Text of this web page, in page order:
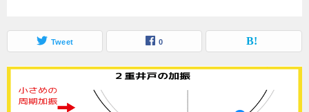
Tweet 0